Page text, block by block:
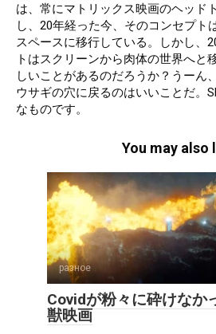
は、常にマトリックス映画のヘッド
し、20年経った今、そのコンセプト
スペースに移行している。しかし、
トはスクリーンから肉体の世界へと
しいことがあるのだろうか？うーん
ウサギの穴に戻るのはいいことだ。
なものです。
You may also
разное
Covidが粉々に砕けなか
獣映画